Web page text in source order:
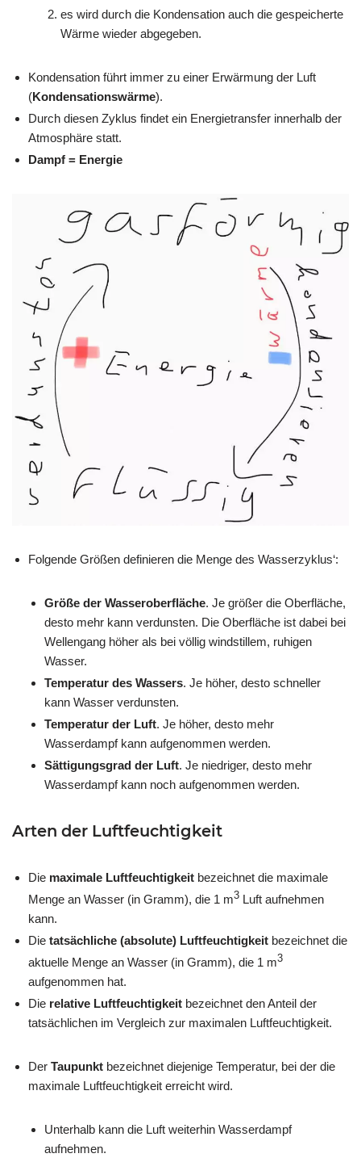
es wird durch die Kondensation auch die gespeicherte
Wärme wieder abgegeben.
Kondensation führt immer zu einer Erwärmung der Luft
(Kondensationswärme).
Durch diesen Zyklus findet ein Energietransfer innerhalb der
Atmosphäre statt.
Dampf = Energie
Folgende Größen definieren die Menge des Wasserzyklus‘:
Größe der Wasseroberfläche. Je größer die Oberfläche,
desto mehr kann verdunsten. Die Oberfläche ist dabei bei
Wellengang höher als bei völlig windstillem, ruhigen
Wasser.
Temperatur des Wassers. Je höher, desto schneller
kann Wasser verdunsten.
Temperatur der Luft. Je höher, desto mehr
Wasserdampf kann aufgenommen werden.
Sättigungsgrad der Luft. Je niedriger, desto mehr
Wasserdampf kann noch aufgenommen werden.
Arten der Luftfeuchtigkeit
Die maximale Luftfeuchtigkeit bezeichnet die maximale
Menge an Wasser (in Gramm), die 1 m3 Luft aufnehmen
kann.
Die tatsächliche (absolute) Luftfeuchtigkeit bezeichnet die
aktuelle Menge an Wasser (in Gramm), die 1 m3
aufgenommen hat.
Die relative Luftfeuchtigkeit bezeichnet den Anteil der
tatsächlichen im Vergleich zur maximalen Luftfeuchtigkeit.
Der Taupunkt bezeichnet diejenige Temperatur, bei der die
maximale Luftfeuchtigkeit erreicht wird.
Unterhalb kann die Luft weiterhin Wasserdampf
aufnehmen.